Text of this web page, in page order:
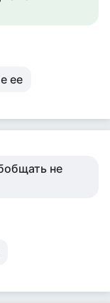
ее
не